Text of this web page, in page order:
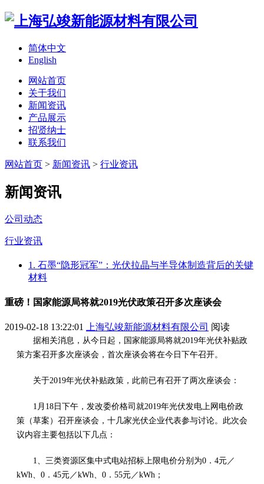
简体中文
English
网站首页
关于我们
新闻资讯
产品展示
招贤纳士
联系我们
网站首页 > 新闻资讯 > 行业资讯
新闻资讯
公司动态
行业资讯
1. 石墨“隐形冠军”：光伏拉晶与半导体制造背后的关键
材料
重磅！国家能源局将就2019光伏政策召开多次座谈会
2019-02-18 13:22:01 上海弘竣新能源材料有限公司 阅读
据相关消息，从今日起，国家能源局将就2019年光伏补贴政
策方案召开多次座谈会，首次座谈会将在今日下午召开。
关于2019年光伏补贴政策，此前已有召开了两次座谈会：
1月18日下午，发改委价格司就2019年光伏发电上网电价政
策（草案）召开座谈会，十几家光伏企业代表参与讨论。此次会
议内容主要包括以下几点：
1、三类资源区集中式电站招标上限电价分别为0．4元／
kWh、0．45元／kWh、0．55元／kWh；